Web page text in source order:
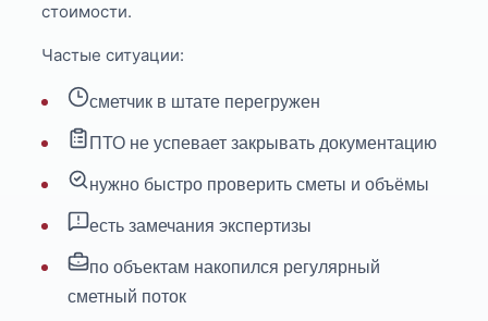
стоимости.
Частые ситуации:
сметчик в штате перегружен
ПТО не успевает закрывать документацию
нужно быстро проверить сметы и объёмы
есть замечания экспертизы
по объектам накопился регулярный
сметный поток